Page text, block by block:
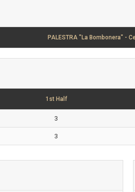
PALESTRA "La Bombonera" -
1st Half
3
3